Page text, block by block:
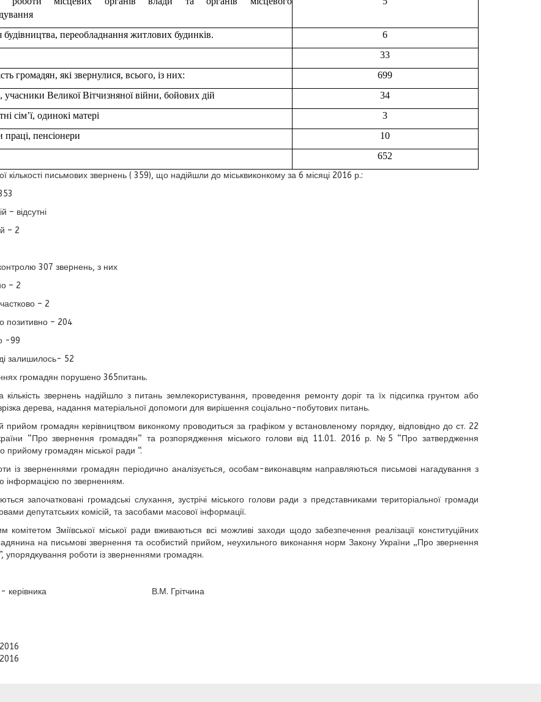
переобладнання житлових будинків.
6
33
громадян, які звернулися, всього, із них:
699
учасники Великої Вітчизняної війни, бойових дій
34
сім’ї, одинокі матері
3
праці, пенсіонери
10
652
кількості письмових звернень ( 359), що надійшли до міськвиконкому за 6 місяці 2016 р.:
– відсутні
– 2
307 звернень, з них
– 2
– 2
позитивно – 204
-99
залишилось- 52
громадян порушено 365питань.
кількість звернень надійшло з питань землекористування, проведення ремонту доріг та їх підсипка грунтом або
дерева, надання матеріальної допомоги для вирішення соціально-побутових питань.
прийом громадян керівництвом виконкому проводиться за графіком у встановленому порядку, відповідно до ст. 22
“Про звернення громадян” та розпорядження міського голови від 11.01. 2016 р. №5 “Про затвердження
прийому громадян міської ради “.
із зверненнями громадян періодично аналізується, особам-виконавцям направляються письмові нагадування з
інформацією по зверненням.
започатковані громадські слухання, зустрічі міського голови ради з представниками територіальної громади
депутатських комісій, та засобами масової інформації.
комітетом Зміївської міської ради вживаються всі можливі заходи щодо забезпечення реалізації конституційних
на письмові звернення та особистий прийом, неухильного виконання норм Закону України „Про звернення
упорядкування роботи із зверненнями громадян.
- керівника В.М. Грітчина